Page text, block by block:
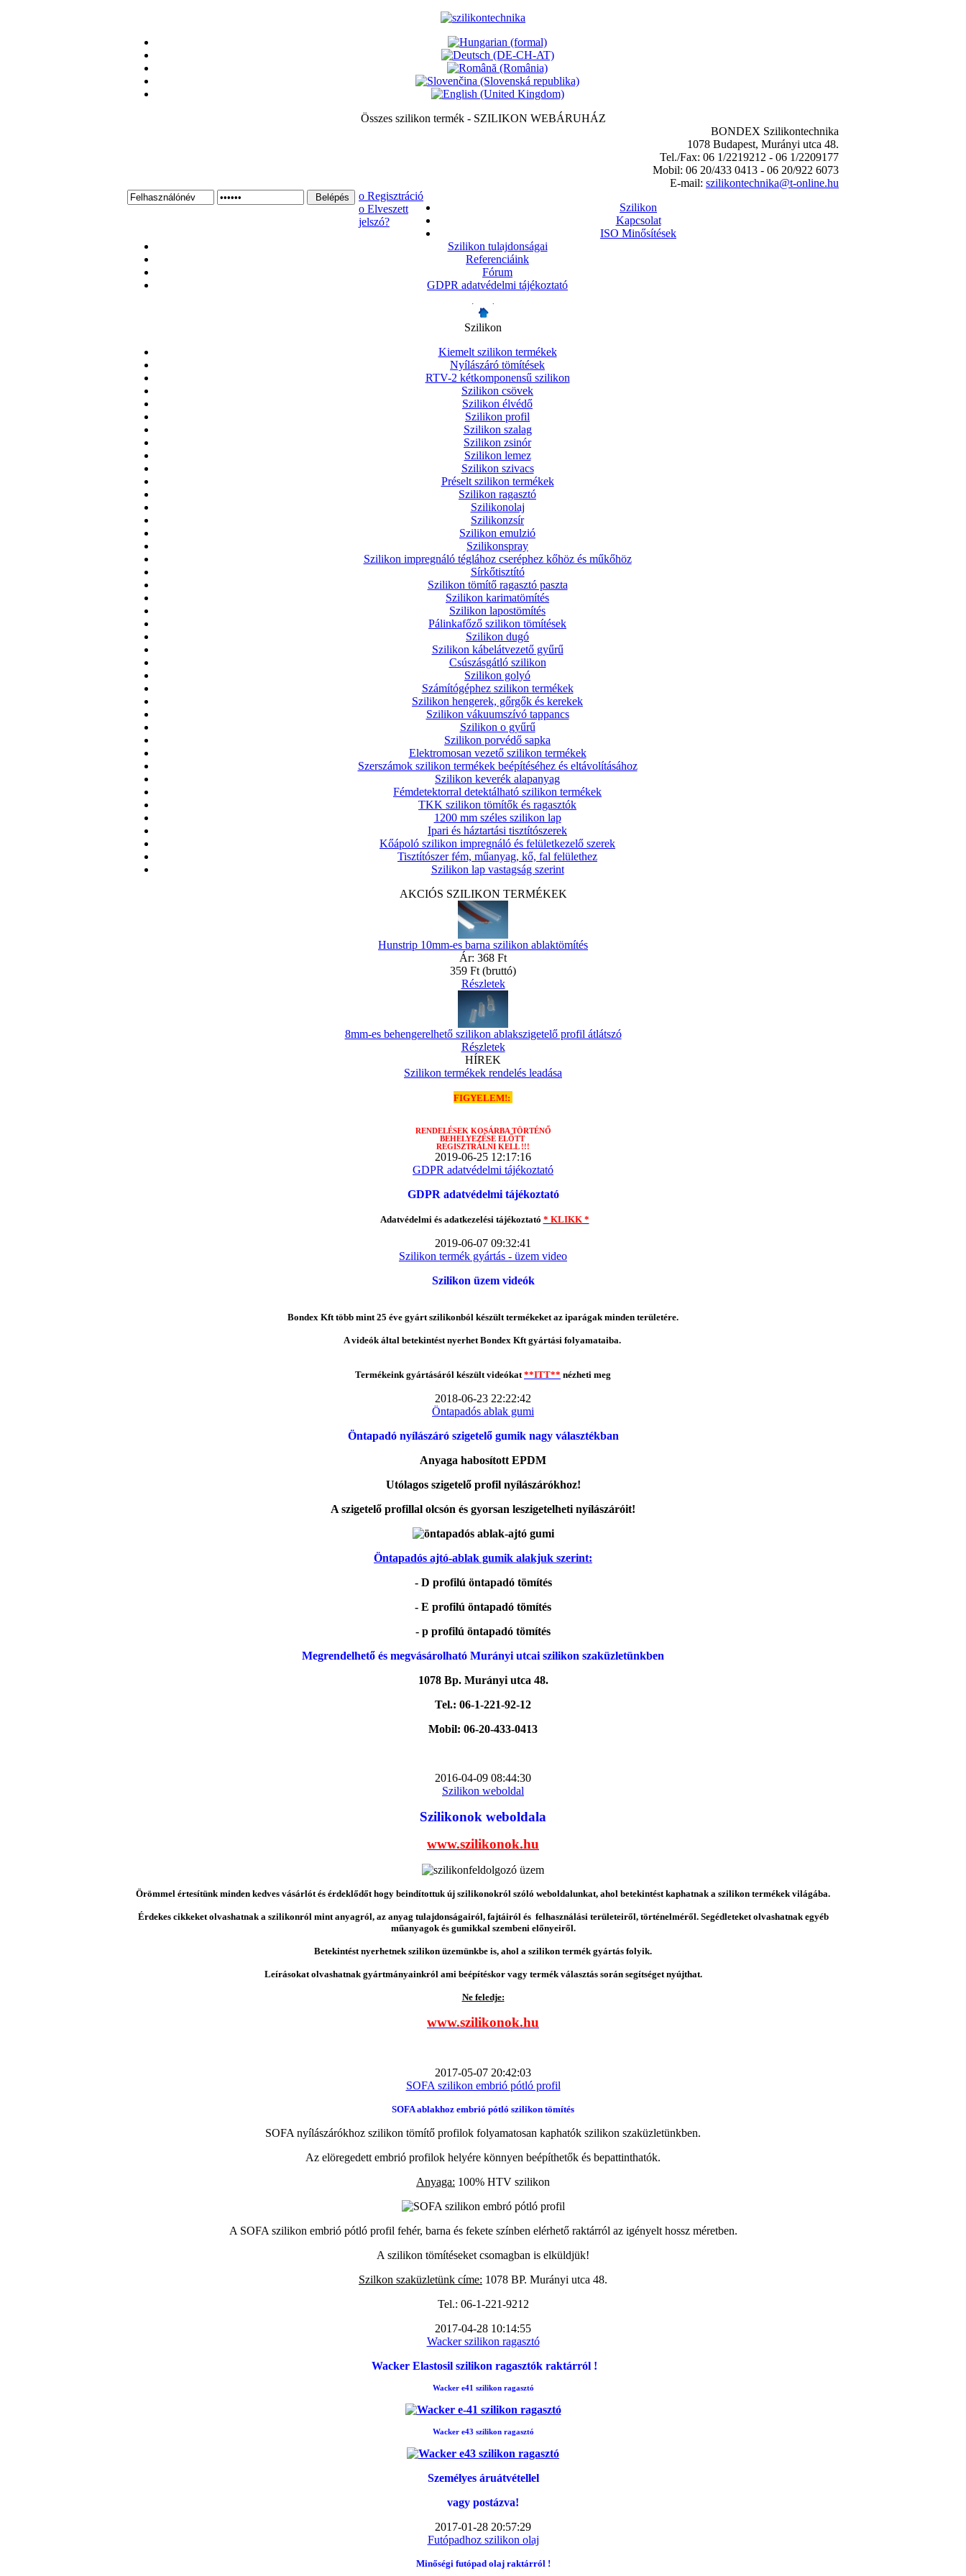
Összes szilikon termék - SZILIKON WEBÁRUHÁZ
BONDEX Szilikontechnika
1078 Budapest, Murányi utca 48.
Tel./Fax: 06 1/2219212 - 06 1/2209177
Mobil: 06 20/433 0413 - 06 20/922 6073
E-mail: szilikontechnika@t-online.hu
ο Regisztráció
ο Elveszett
jelszó?
Szilikon
Kapcsolat
ISO Minősítések
Szilikon tulajdonságai
Referenciáink
Fórum
GDPR adatvédelmi tájékoztató
Szilikon
Kiemelt szilikon termékek
Nyílászáró tömítések
RTV-2 kétkomponensű szilikon
Szilikon csövek
Szilikon élvédő
Szilikon profil
Szilikon szalag
Szilikon zsinór
Szilikon lemez
Szilikon szivacs
Préselt szilikon termékek
Szilikon ragasztó
Szilikonolaj
Szilikonzsír
Szilikon emulzió
Szilikonspray
Szilikon impregnáló téglához cseréphez kőhöz és műkőhöz
Sírkőtisztító
Szilikon tömítő ragasztó paszta
Szilikon karimatömítés
Szilikon lapostömítés
Pálinkafőző szilikon tömítések
Szilikon dugó
Szilikon kábelátvezető gyűrű
Csúszásgátló szilikon
Szilikon golyó
Számítógéphez szilikon termékek
Szilikon hengerek, gőrgők és kerekek
Szilikon vákuumszívó tappancs
Szilikon o gyűrű
Szilikon porvédő sapka
Elektromosan vezető szilikon termékek
Szerszámok szilikon termékek beépítéséhez és eltávolításához
Szilikon keverék alapanyag
Fémdetektorral detektálható szilikon termékek
TKK szilikon tömítők és ragasztók
1200 mm széles szilikon lap
Ipari és háztartási tisztítószerek
Kőápoló szilikon impregnáló és felületkezelő szerek
Tisztítószer fém, műanyag, kő, fal felülethez
Szilikon lap vastagság szerint
AKCIÓS SZILIKON TERMÉKEK
Hunstrip 10mm-es barna szilikon ablaktömítés
Ár: 368 Ft
359 Ft (bruttó)
Részletek
8mm-es behengerelhető szilikon ablakszigetelő profil átlátszó
Részletek
HÍREK
Szilikon termékek rendelés leadása
FIGYELEM!:
RENDELÉSEK KOSÁRBA TÖRTÉNŐ
BEHELYEZÉSE ELŐTT
REGISZTRÁLNI KELL !!!
2019-06-25 12:17:16
GDPR adatvédelmi tájékoztató
GDPR adatvédelmi tájékoztató
Adatvédelmi és adatkezelési tájékoztató * KLIKK *
2019-06-07 09:32:41
Szilikon termék gyártás - üzem video
Szilikon üzem videók
Bondex Kft több mint 25 éve gyárt szilikonból készült termékeket az iparágak minden területére.
A videók által betekintést nyerhet Bondex Kft gyártási folyamataiba.
Termékeink gyártásáról készült videókat**ITT** nézheti meg
2018-06-23 22:22:42
Öntapadós ablak gumi
Öntapadó nyílászáró szigetelő gumik nagy választékban
Anyaga habosított EPDM
Utólagos szigetelő profil nyílászárókhoz!
A szigetelő profillal olcsón és gyorsan leszigetelheti nyílászáróit!
Öntapadós ajtó-ablak gumik alakjuk szerint:
- D profilú öntapadó tömítés
- E profilú öntapadó tömítés
- p profilú öntapadó tömítés
Megrendelhető és megvásárolható Murányi utcai szilikon szaküzletünkben
1078 Bp. Murányi utca 48.
Tel.: 06-1-221-92-12
Mobil: 06-20-433-0413
2016-04-09 08:44:30
Szilikon weboldal
Szilikonok weboldala
www.szilikonok.hu
Örömmel értesítünk minden kedves vásárlót és érdeklődőt hogy beindítottuk új szilikonokról szóló weboldalunkat, ahol betekintést kaphatnak a szilikon termékek világába.
Érdekes cikkeket olvashatnak a szilikonról mint anyagról, az anyag tulajdonságairól, fajtáiról és felhasználási területeiről, történelméről. Segédleteket olvashatnak egyéb
műanyagok és gumikkal szembeni előnyeiről.
Betekintést nyerhetnek szilikon üzemünkbe is, ahol a szilikon termék gyártás folyik.
Leírásokat olvashatnak gyártmányainkról ami beépítéskor vagy termék választás során segítséget nyújthat.
Ne feledje:
www.szilikonok.hu
2017-05-07 20:42:03
SOFA szilikon embrió pótló profil
SOFA ablakhoz embrió pótló szilikon tömítés
SOFA nyílászárókhoz szilikon tömítő profilok folyamatosan kaphatók szilikon szaküzletünkben.
Az elöregedett embrió profilok helyére könnyen beépíthetők és bepattinthatók.
Anyaga: 100% HTV szilikon
A SOFA szilikon embrió pótló profil fehér, barna és fekete színben elérhető raktárról az igényelt hossz méretben.
A szilikon tömítéseket csomagban is elküldjük!
Szilkon szaküzletünk címe: 1078 BP. Murányi utca 48.
Tel.: 06-1-221-9212
2017-04-28 10:14:55
Wacker szilikon ragasztó
Wacker Elastosil szilikon ragasztók raktárról !
Wacker e41 szilikon ragasztó
Wacker e43 szilikon ragasztó
Személyes áruátvétellel
vagy postázva!
2017-01-28 20:57:29
Futópadhoz szilikon olaj
Minőségi futópad olaj raktárról !